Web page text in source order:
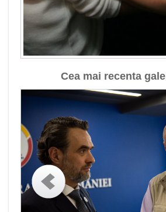
Cea mai recenta